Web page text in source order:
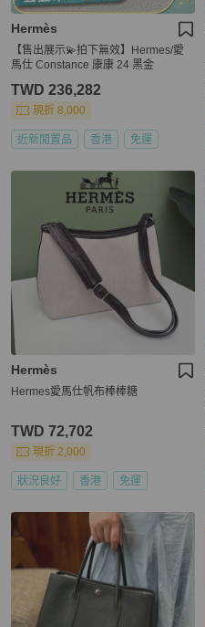
Hermès
【售出展示💫拍下無效】Hermes/愛
馬仕 Constance 康康 24 黑金
TWD 236,282
現折 8,000
近新閒置品 香港 免運
Hermès
Hermes愛馬仕帆布棒棒糖
TWD 72,702
現折 2,000
狀況良好 香港 免運